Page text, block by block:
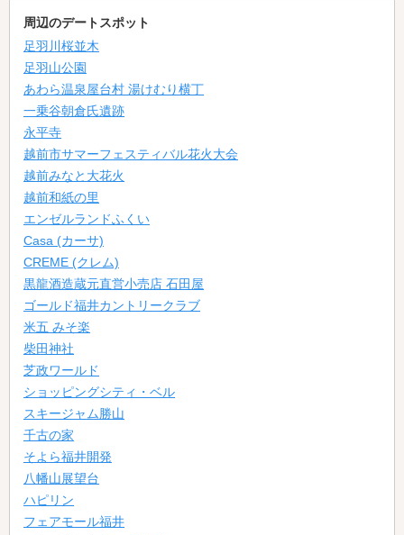
周辺のデートスポット
足羽川桜並木
足羽山公園
あわら温泉屋台村 湯けむり横丁
一乗谷朝倉氏遺跡
永平寺
越前市サマーフェスティバル花火大会
越前みなと大花火
越前和紙の里
エンゼルランドふくい
Casa (カーサ)
CREME (クレム)
黒龍酒造蔵元直営小売店 石田屋
ゴールド福井カントリークラブ
米五 みそ楽
柴田神社
芝政ワールド
ショッピングシティ・ベル
スキージャム勝山
千古の家
そよら福井開発
八幡山展望台
ハピリン
フェアモール福井